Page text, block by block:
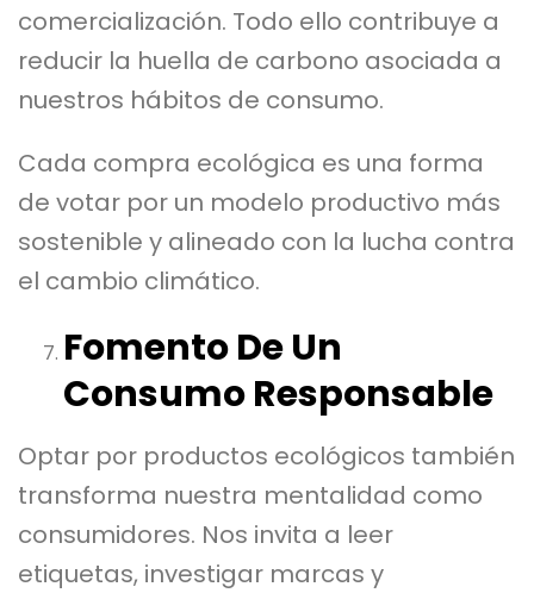
comercialización. Todo ello contribuye a
reducir la huella de carbono asociada a
nuestros hábitos de consumo.
Cada compra ecológica es una forma
de votar por un modelo productivo más
sostenible y alineado con la lucha contra
el cambio climático.
Fomento De Un
Consumo Responsable
Optar por productos ecológicos también
transforma nuestra mentalidad como
consumidores. Nos invita a leer
etiquetas, investigar marcas y